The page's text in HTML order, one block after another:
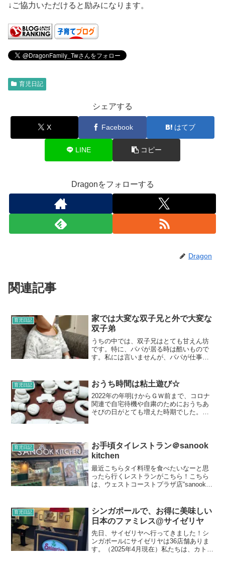
↓ご協力いただけると励みになります。
育児日記
シェアする
X Facebook はてブ
LINE コピー
Dragonをフォローする
Dragon
関連記事
育児日記
家では大変な双子兄と外で大変な
双子弟
うちの中では、双子兄はとても甘えん坊
です。特に、パパが居る時は酷いもので
す。私には言いませんが、パパが仕事が
が、双子兄は抱っこして欲しい時に「抱
いてー」と言います（笑）...
育児日記 おうち時間は粘土遊び☆
2022年の年明けからＧＷ前まで、コロナ
関連で自宅待機や自粛のためにおうちあ
そびの日がとても増えた時期でした。な
粘土なども売っていて...
育児日記
お手頃タイレストラン＠sanook
kitchen
最近こちらタイ料理を食べたいなーと思
ったら行くレストランがこちら！こちら
は、ウェストコーストプラザ店“sanook
ストランです。調べた所、2018年にシン
ガ...
育児日記
シンガポールで、お得に美味しい
日本のファミレス@サイゼリヤ
先日、サイゼリヤへ行ってきました！シ
ンガポールにサイゼリヤは36店舗ありま
す。（2025年4月現在）私たちは、カトン